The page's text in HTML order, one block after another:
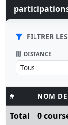
FILTRER
DISTANCE
# NOM DE
Total 0